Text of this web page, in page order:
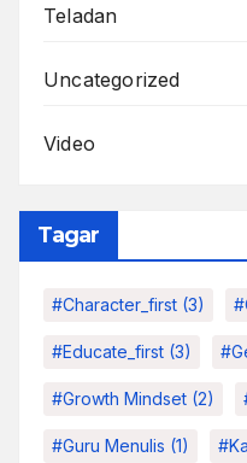
Teladan
Uncategorized
Video
Tagar
#character_first (3)
#educate_first (3)
#growth Mindset (2)
#Guru Menulis (1)